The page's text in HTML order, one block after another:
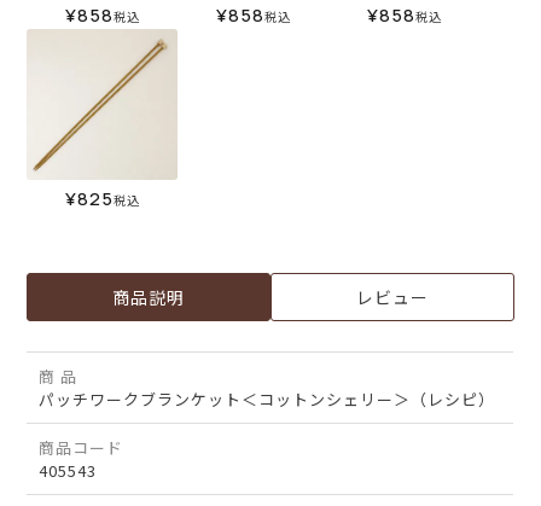
¥858税込 ¥858税込 ¥858税込
¥825税込
商品説明 レビュー
商 品
パッチワークブランケット＜コットンシェリー＞（レシピ）
商品コード
405543